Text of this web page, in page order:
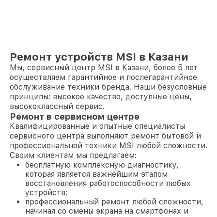
Ремонт устройств MSI в Казани
Мы, сервисный центр MSI в Казани, более 5 лет
осуществляем гарантийное и послегарантийное
обслуживание техники бренда. Наши безусловные
принципы: высокое качество, доступные цены,
высококлассный сервис.
Ремонт в сервисном центре
Квалифицированные и опытные специалисты
сервисного центра выполняют ремонт бытовой и
профессиональной техники MSI любой сложности.
Своим клиентам мы предлагаем:
бесплатную комплексную диагностику,
которая является важнейшим этапом
восстановления работоспособности любых
устройств;
профессиональный ремонт любой сложности,
начиная со смены экрана на смартфонах и